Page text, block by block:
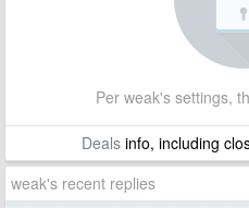
Per weak's settings,
Dealsinfo, including
weak's recent replies